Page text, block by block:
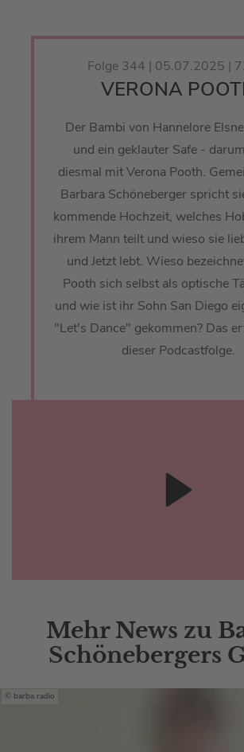
Folge 344 | 05.07.2025 |
VERONA
Der Bambi von Hannelore
und ein geklauter Safe -
diesmal mit Verona Pooth.
Barbara Schöneberger spricht
kommende Hochzeit, welches
ihrem Mann teilt und wieso sie
und Jetzt lebt. Wieso
Pooth sich selbst als optische
und wie ist ihr Sohn San Diego
"Let's Dance" gekommen? Das
dieser Podcastfolge.
Mehr News zu
Schönebergers
barba radio